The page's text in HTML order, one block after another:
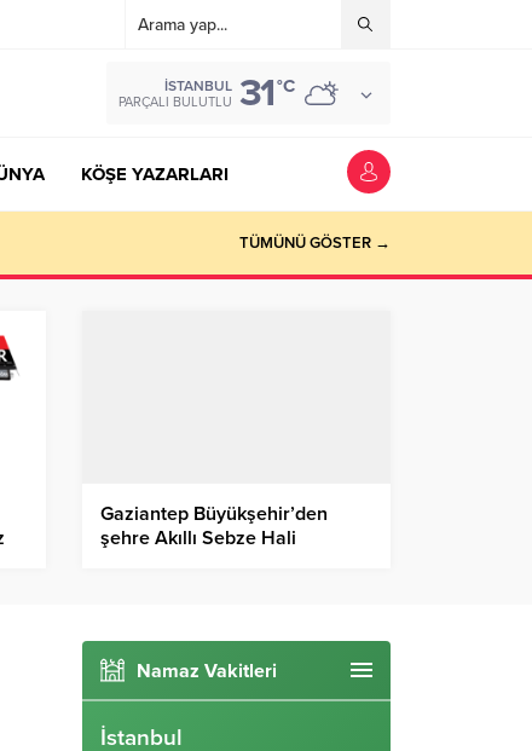
İSTANBUL
PARÇALI BULUTLU 31°C
KÖŞE YAZARLARI
TÜMÜNÜ GÖSTER →
Gaziantep Büyükşehir’den
şehre Akıllı Sebze Hali
Namaz Vakitleri
İstanbul